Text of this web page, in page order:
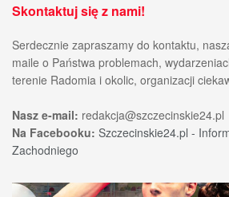
Skontaktuj się z nami!
Serdecznie zapraszamy do kontaktu,
maile o Państwa problemach,
terenie Radomia i okolic, organizacji
Nasz e-mail: redakcja@szczecinskie24.pl
Na Facebooku: Szczecinskie24.pl -
Zachodniego